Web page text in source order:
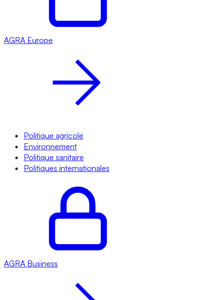
AGRA Europe
Politique agricole
Environnement
Politique sanitaire
Politiques internationales
AGRA Business